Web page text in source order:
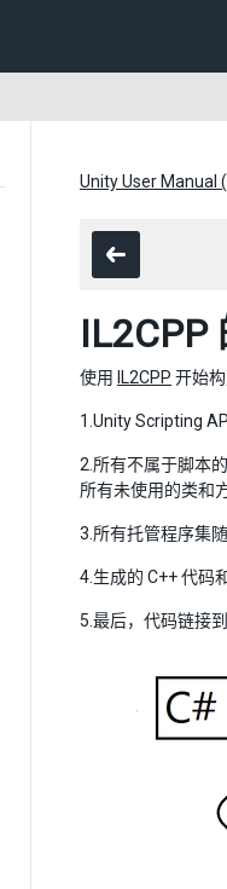
Unity User Manual
IL2CPP
使用 IL2CPP 开始
1.Unity Scripting
2.所有不属于脚本
所有未使用的类和
3.所有托管程序集
4.生成的 C++ 代码
5.最后，代码链接